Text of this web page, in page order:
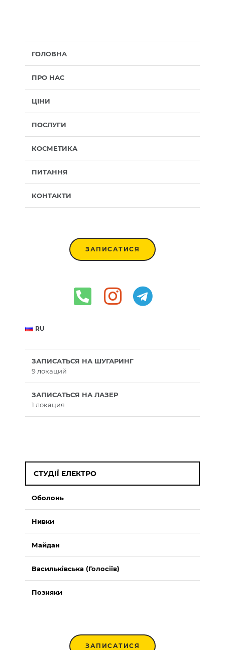
ГОЛОВНА
ПРО НАС
ЦІНИ
ПОСЛУГИ
КОСМЕТИКА
ПИТАННЯ
КОНТАКТИ
ЗАПИСАТИСЯ
RU
ЗАПИСАТЬСЯ НА ШУГАРИНГ
9 локаций
ЗАПИСАТЬСЯ НА ЛАЗЕР
1 локация
СТУДІЇ ЕЛЕКТРО
Оболонь
Нивки
Майдан
Васильківська (Голосіїв)
Позняки
ЗАПИСАТИСЯ